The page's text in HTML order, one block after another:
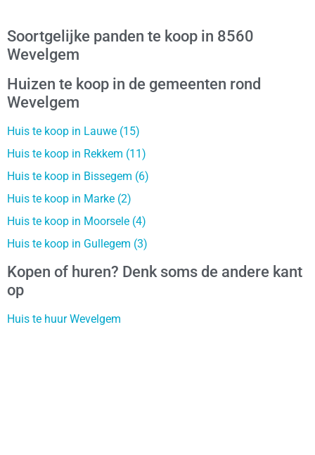
Soortgelijke panden te koop in 8560
Wevelgem
Huizen te koop in de gemeenten rond
Wevelgem
Huis te koop in Lauwe (15)
Huis te koop in Rekkem (11)
Huis te koop in Bissegem (6)
Huis te koop in Marke (2)
Huis te koop in Moorsele (4)
Huis te koop in Gullegem (3)
Kopen of huren? Denk soms de andere kant
op
Huis te huur Wevelgem